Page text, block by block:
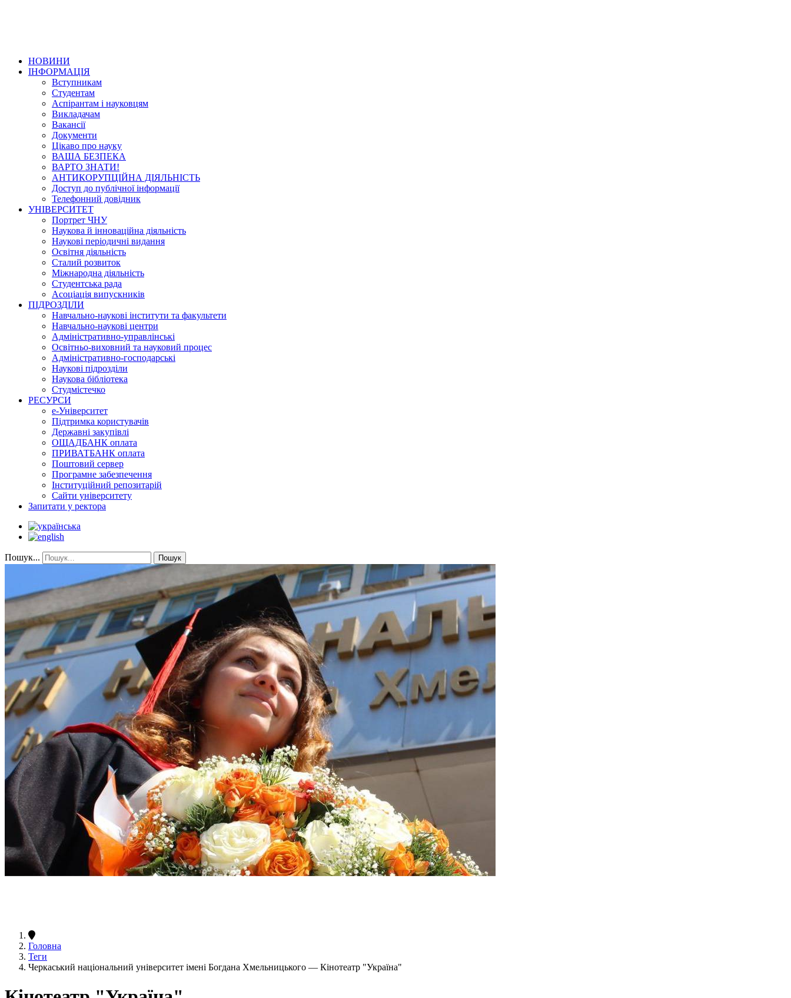
НОВИНИ
ІНФОРМАЦІЯ
Вступникам
Студентам
Аспірантам і науковцям
Викладачам
Вакансії
Документи
Цікаво про науку
ВАША БЕЗПЕКА
ВАРТО ЗНАТИ!
АНТИКОРУПЦІЙНА ДІЯЛЬНІСТЬ
Доступ до публічної інформації
Телефонний довідник
УНІВЕРСИТЕТ
Портрет ЧНУ
Наукова й інноваційна діяльність
Наукові періодичні видання
Освітня діяльність
Сталий розвиток
Міжнародна діяльність
Студентська рада
Асоціація випускників
ПІДРОЗДІЛИ
Навчально-наукові інститути та факультети
Навчально-наукові центри
Адміністративно-управлінські
Освітньо-виховний та науковий процес
Адміністративно-господарські
Наукові підрозділи
Наукова бібліотека
Студмістечко
РЕСУРСИ
е-Університет
Підтримка користувачів
Державні закупівлі
ОЩАДБАНК оплата
ПРИВАТБАНК оплата
Поштовий сервер
Програмне забезпечення
Інституційний репозитарій
Сайти університету
Запитати у ректора
Пошук... Пошук
Головна
Теги
Черкаський національний університет імені Богдана Хмельницького — Кінотеатр "Україна"